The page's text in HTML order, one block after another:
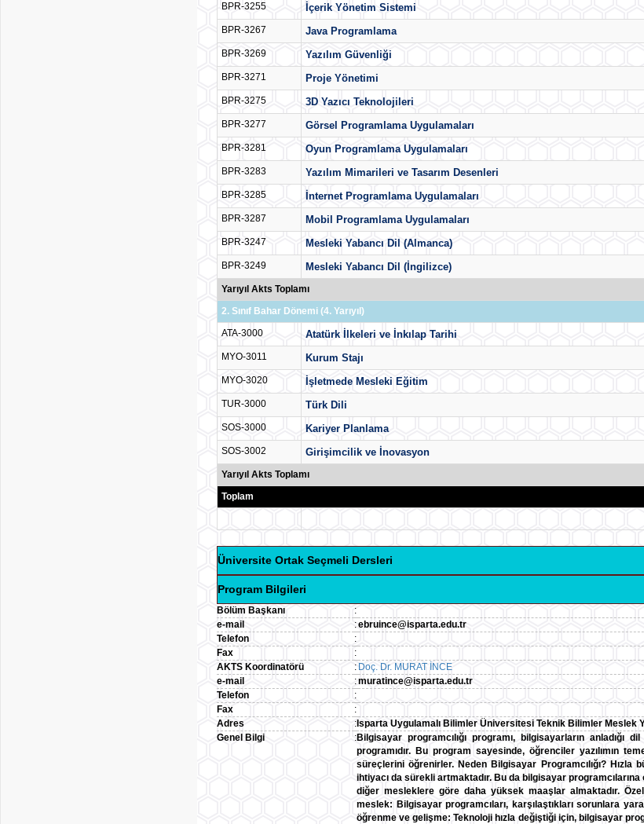
BPR-3255 İçerik Yönetim Sistemi
BPR-3267 Java Programlama
BPR-3269 Yazılım Güvenliği
BPR-3271 Proje Yönetimi
BPR-3275 3D Yazıcı Teknolojileri
BPR-3277 Görsel Programlama Uygulamaları
BPR-3281 Oyun Programlama Uygulamaları
BPR-3283 Yazılım Mimarileri ve Tasarım Desenleri
BPR-3285 İnternet Programlama Uygulamaları
BPR-3287 Mobil Programlama Uygulamaları
BPR-3247 Mesleki Yabancı Dil (Almanca)
BPR-3249 Mesleki Yabancı Dil (İngilizce)
Yarıyıl Akts Toplamı
2. Sınıf Bahar Dönemi (4. Yarıyıl)
ATA-3000
Atatürk İlkeleri ve İnkılap Tarihi
MYO-3011 Kurum Stajı
MYO-3020 İşletmede Mesleki Eğitim
TUR-3000 Türk Dili
SOS-3000 Kariyer Planlama
SOS-3002 Girişimcilik ve İnovasyon
Yarıyıl Akts Toplamı
Toplam
Üniversite Ortak Seçmeli Dersleri
Program Bilgileri
Bölüm Başkanı
:
e-mail
:ebruince@isparta.edu.tr
Telefon
:
Fax
:
AKTS Koordinatörü
: Doç. Dr. MURAT İNCE
e-mail
:muratince@isparta.edu.tr
Telefon
:
Fax
:
Adres
: Isparta Uygulamalı Bilimler Üniversitesi Teknik Bilimler Meslek
Genel Bilgi
:Bilgisayar programcılığı programı, bilgisayarların
programıdır. Bu program sayesinde, öğrenciler yazılımın
süreçlerini öğrenirler. Neden Bilgisayar Programcılığı? Hızla
ihtiyacı da sürekli artmaktadır. Bu da bilgisayar
diğer mesleklere göre daha yüksek maaşlar almaktadır.
meslek: Bilgisayar programcıları, karşılaştıkları sorunlara
öğrenme ve gelişme: Teknoloji hızla değiştiği için, bilgisayar